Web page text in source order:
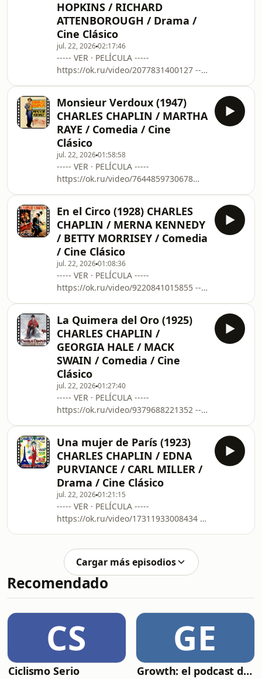
vuelve insostenible con la llegada de
su exhuberante y tentadora mujer. ----
---------------------------------------------------
----- ¡Gracias por escucha
HOPKINS / RICHARD
ATTENBOROUGH / Drama /
Cine Clásico
jul. 22, 202602:17:46
----- VER · PELÍCULA -----
https://ok.ru/video/2077831400127 ----
https://www.filmaffinity.com/es/film512879.html
Biografía de Charles Chaplin. Chaplin
pertenecía a una familia numerosa
que se ganaba la vida en los teatros
de mala muerte de Londres. Cuando
su padre murió alcoholizado, su
madre, enferma, tuvo que trabajar
duramente par
Monsieur Verdoux (1947)
CHARLES CHAPLIN / MARTHA
RAYE / Comedia / Cine
Clásico
jul. 22, 202601:58:58
----- VER · PELÍCULA -----
https://ok.ru/video/7644859730678
------------------------
https://www.filmaffinity.com/es/film899124.html
Los negocios de Henri Verdoux le
hacen viajar mucho. Estos consisten,
invariablemente, en cortejar y
ganarse la confianza -junto con los
datos bancarios- de viaejas solteronas
En el Circo (1928) CHARLES
CHAPLIN / MERNA KENNEDY
/ BETTY MORRISEY / Comedia
/ Cine Clásico
jul. 22, 202601:08:36
----- VER · PELÍCULA -----
https://ok.ru/video/9220841015855 ----
https://www.filmaffinity.com/es/film656790.html
En su primera ceremonia, la
Academia de los Oscars concedió una
estatuilla especial a Charles Chaplin
por su versatilidad y genio al escribir,
dirigir y producir El Circo y también,
implicitamente, por hacer reir a todos
l
La Quimera del Oro (1925)
CHARLES CHAPLIN /
GEORGIA HALE / MACK
SWAIN / Comedia / Cine
Clásico
jul. 22, 202601:27:40
----- VER · PELÍCULA -----
https://ok.ru/video/9379688221352 ----
https://www.filmaffinity.com/es/film811454.html
"La Quimera del Oro", un clásico
cinematográfico con el que el propio
Charles Chaplin expresó que quería
ser recordado. En 1998, destacados
críticos cinematográficos la votaron
como una de las Mejores Películas del
America
Una mujer de París (1923)
CHARLES CHAPLIN / EDNA
PURVIANCE / CARL MILLER /
Drama / Cine Clásico
jul. 22, 202601:21:15
----- VER · PELÍCULA -----
https://ok.ru/video/17311933008434 --
https://www.filmaffinity.com/es/film216630.html
Melodrama que denuncia la
hipocresía y los prejuicios morales de
la sociedad a través de la historia de
sencilla joven de un pequeño pueblo
francés enamorada de un pintor.
Primer drama
Cargar más episodios
Recomendado
CS
Ciclismo Serio
GE
Growth: el podcast de Product Hackers 🚀